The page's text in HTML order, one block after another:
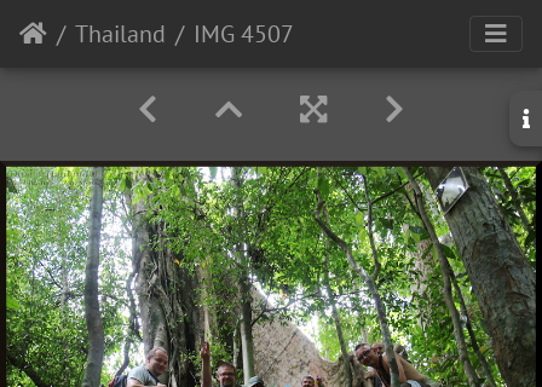
Thailand IMG 4507